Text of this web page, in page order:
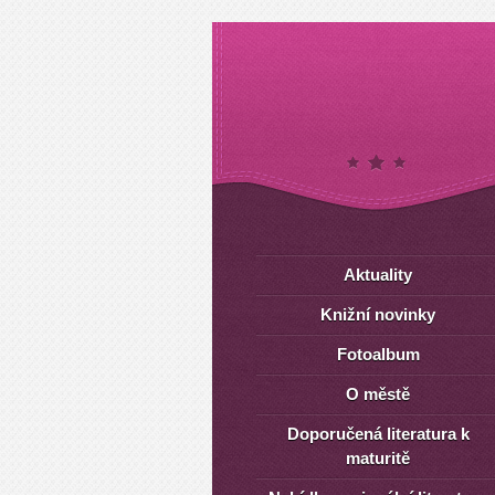
Aktuality
Knižní novinky
Fotoalbum
O městě
Doporučená literatura k
maturitě